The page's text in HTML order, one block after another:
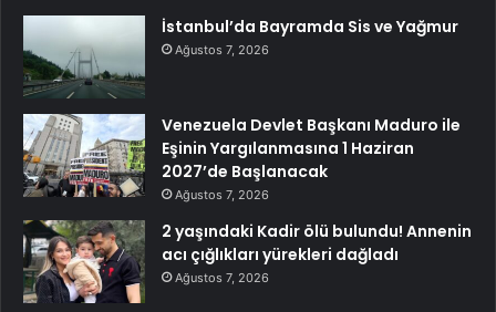
İstanbul’da Bayramda Sis ve Yağmur
Ağustos 7, 2026
Venezuela Devlet Başkanı Maduro ile
Eşinin Yargılanmasına 1 Haziran
2027’de Başlanacak
Ağustos 7, 2026
2 yaşındaki Kadir ölü bulundu! Annenin
acı çığlıkları yürekleri dağladı
Ağustos 7, 2026